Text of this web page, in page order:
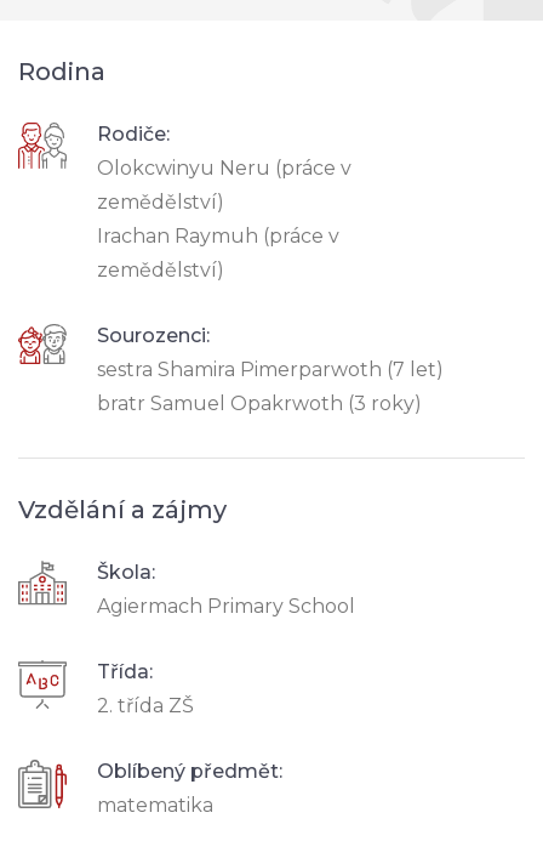
Rodina
Rodiče:
Olokcwinyu Neru (práce v
zemědělství)
Irachan Raymuh (práce v
zemědělství)
Sourozenci:
sestra Shamira Pimerparwoth (7 let)
bratr Samuel Opakrwoth (3 roky)
Vzdělání a zájmy
Škola:
Agiermach Primary School
Třída:
2. třída ZŠ
Oblíbený předmět:
matematika